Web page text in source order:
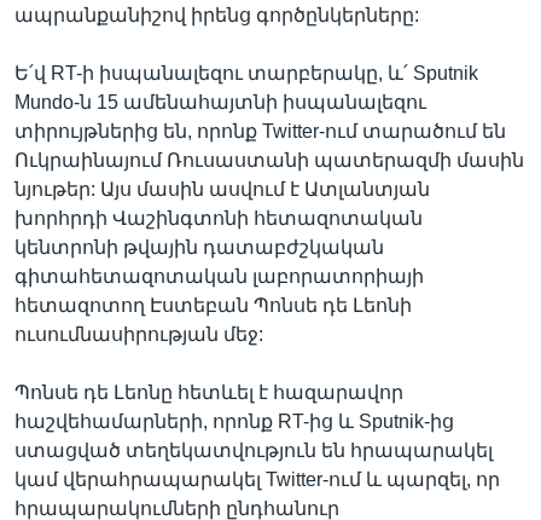
ապրանքանիշով իրենց գործընկերները:
Ե՛վ RT-ի իսպանալեզու տարբերակը, և՛ Sputnik
Mundo-ն 15 ամենահայտնի իսպանալեզու
տիրույթներից են, որոնք Twitter-ում տարածում են
Ուկրաինայում Ռուսաստանի պատերազմի մասին
նյութեր: Այս մասին ասվում է Ատլանտյան
խորհրդի Վաշինգտոնի հետազոտական
կենտրոնի թվային դատաբժշկական
գիտահետազոտական լաբորատորիայի
հետազոտող Էստեբան Պոնսե դե Լեոնի
ուսումնասիրության մեջ:
Պոնսե դե Լեոնը հետևել է հազարավոր
հաշվեհամարների, որոնք RT-ից և Sputnik-ից
ստացված տեղեկատվություն են հրապարակել
կամ վերահրապարակել Twitter-ում և պարզել, որ
հրապարակումների ընդհանուր